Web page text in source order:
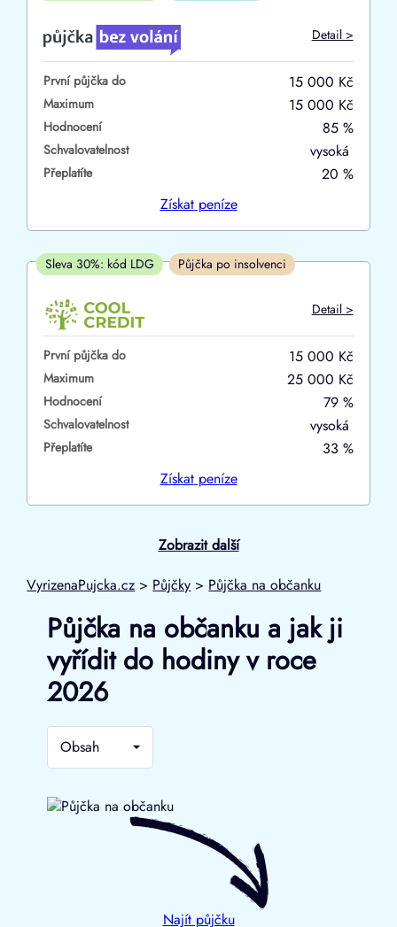
V exekuci
ano
ne
Po insolvenci
ano
ne
V hotovosti
ano
Detail >
První půjčka do 15 000 Kč
Maximum 15 000 Kč
Hodnocení 85 %
Schvalovatelnost vysoká
Přeplatíte
20 %
Získatpeníze
Sleva 30%: kód LDG Půjčka po insolvenci
Detail >
První půjčka do 15 000 Kč
Maximum 25 000 Kč
Hodnocení 79 %
Schvalovatelnost vysoká
Přeplatíte
33 %
Získatpeníze
Zobrazit další
VyrizenaPujcka.cz > Půjčky > Půjčka na občanku
Půjčka na občanku a jak ji
vyřídit do hodiny v roce
2026
Obsah
Najít půjčku